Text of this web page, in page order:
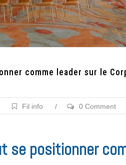
comme leader sur le
Fil info / 0 Comment
se positionner